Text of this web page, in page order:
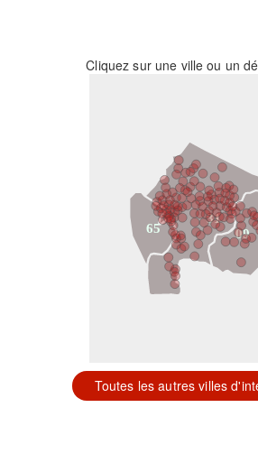
Cliquez sur une ville ou un
31
09
65
Toutes les autres villes